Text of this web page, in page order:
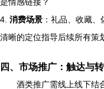
4. 消费场景 ：礼品、收藏
清晰的定位指导后续所有策
四、市场推广：触达与
酒类推广需线上线下结